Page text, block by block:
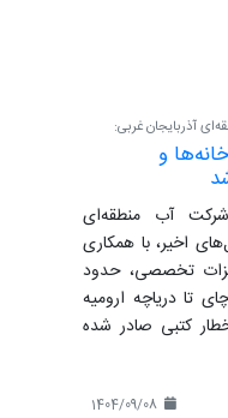
آذربایجان غربی:
و
آب منطقه‌ای
اخیر، با همکاری
تخصصی، حدود
تا دریاچه ارومیه
شده و بیش از ۵۸۰ اخطار کتبی صادر شده